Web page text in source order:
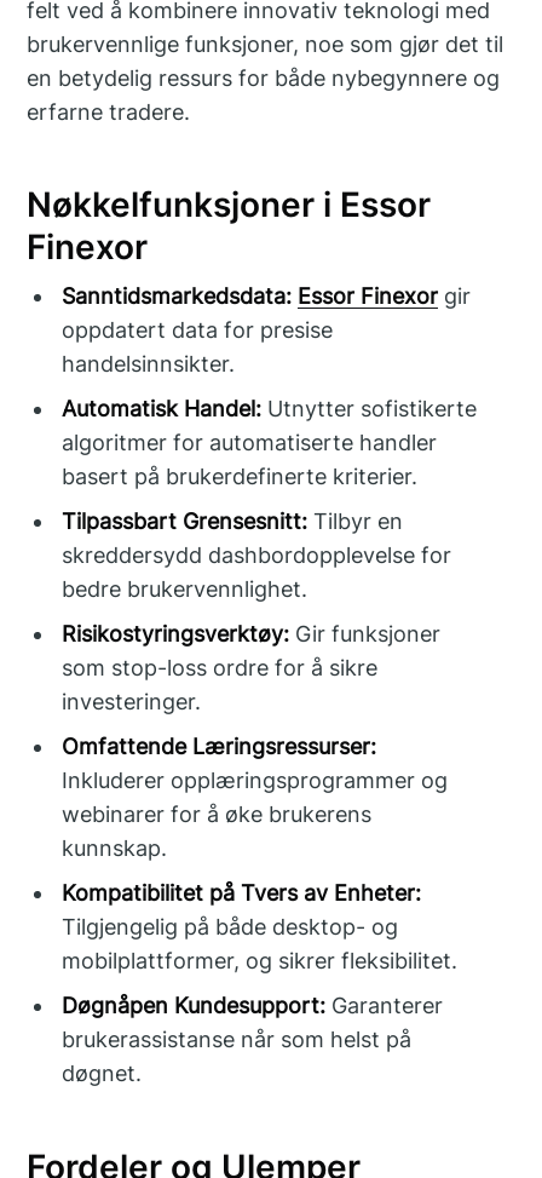
felt ved å kombinere innovativ teknologi med
brukervennlige funksjoner, noe som gjør det til
en betydelig ressurs for både nybegynnere og
erfarne tradere.
Nøkkelfunksjoner i Essor
Finexor
Sanntidsmarkedsdata: Essor Finexor gir
oppdatert data for presise
handelsinnsikter.
Automatisk Handel: Utnytter sofistikerte
algoritmer for automatiserte handler
basert på brukerdefinerte kriterier.
Tilpassbart Grensesnitt: Tilbyr en
skreddersydd dashbordopplevelse for
bedre brukervennlighet.
Risikostyringsverktøy: Gir funksjoner
som stop-loss ordre for å sikre
investeringer.
Omfattende Læringsressurser:
Inkluderer opplæringsprogrammer og
webinarer for å øke brukerens
kunnskap.
Kompatibilitet på Tvers av Enheter:
Tilgjengelig på både desktop- og
mobilplattformer, og sikrer fleksibilitet.
Døgnåpen Kundesupport: Garanterer
brukerassistanse når som helst på
døgnet.
Fordeler og Ulemper